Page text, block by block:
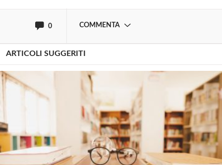
0 COMMENTA
ARTICOLI SUGGERITI